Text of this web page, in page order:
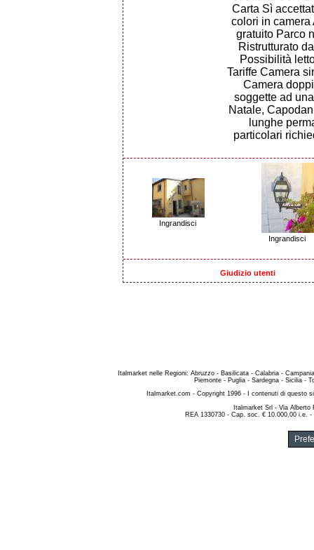
Carta Sì
colori in camera
gratuito Parco
Ristrutturato
Possibilità
Tariffe Camera
Camera
soggette ad
Natale,
lunghe
particolari
Ingrandisci
Ingrandisci
Giudizio utenti
Italmarket nelle Regioni: Abruzzo - Basilicata - Calabria - Campania
Piemonte - Puglia -Sardegna -Sicilia -
Italmarket.com - Copyright 1996 - I contenuti di questo
Italmarket Srl - Via Alberto
REA 1330730 - Cap. soc. € 10.000,00 i.e.